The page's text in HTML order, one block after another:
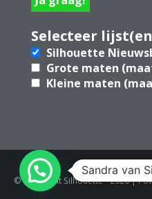
Selecteer
Silhouette
Grote maten
Kleine maten
© Copyright Silhouette - 2026 |
Sandra van